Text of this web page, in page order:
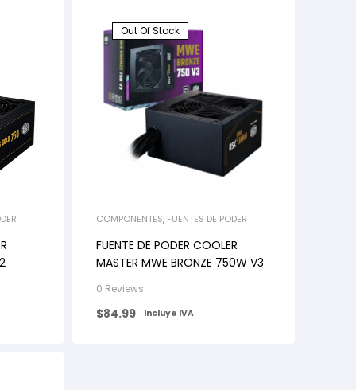
Out Of Stock
COMPONENTES, FUENTES DE PODER
FUENTE DE PODER COOLER
MASTER MWE BRONZE 750W V3
0 Reviews
$84.99 Incluye IVA